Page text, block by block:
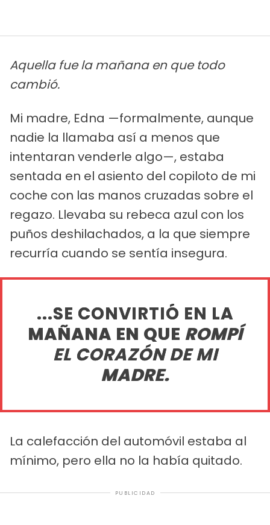
Aquella fue la mañana en que todo
cambió.
Mi madre, Edna —formalmente, aunque
nadie la llamaba así a menos que
intentaran venderle algo—, estaba
sentada en el asiento del copiloto de mi
coche con las manos cruzadas sobre el
regazo. Llevaba su rebeca azul con los
puños deshilachados, a la que siempre
recurría cuando se sentía insegura.
...SE CONVIRTIÓ EN LA
MAÑANA EN QUE ROMPÍ
EL CORAZÓN DE MI
MADRE.
La calefacción del automóvil estaba al
mínimo, pero ella no la había quitado.
PUBLICIDAD